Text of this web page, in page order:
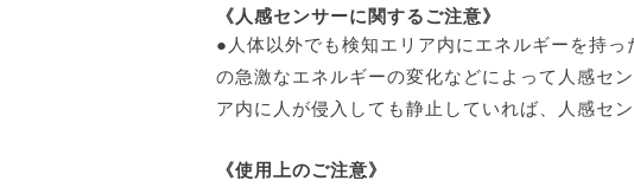
《人感センサーに関するご注意》
●人体以外でも検知エリア内にエネルギーを持
の急激なエネルギーの変化などによって人感セ
ア内に人が侵入しても静止していれば、人感セ
《使用上のご注意》